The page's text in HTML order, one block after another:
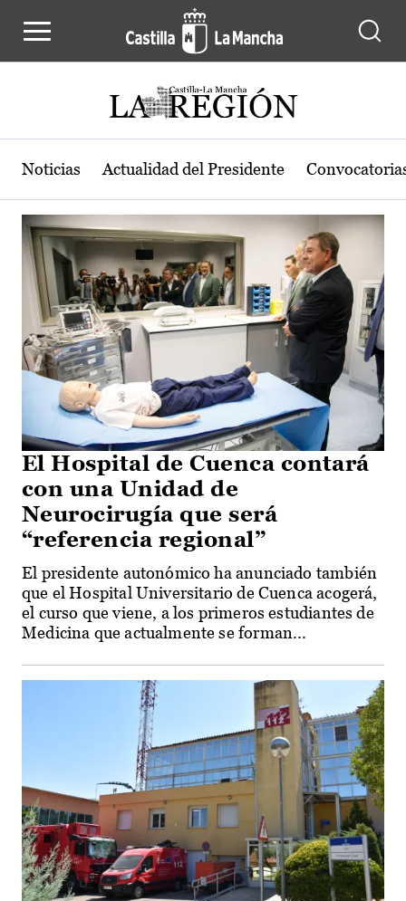
Actualidad de la región de Castilla-
Noticias Actualidad del Presidente
El Hospital de Cuenca contará
con una Unidad de
Neurocirugía que será
“referencia regional”
El presidente autonómico ha anunciado también
que el Hospital Universitario de Cuenca acogerá,
el curso que viene, a los primeros estudiantes de
Medicina que actualmente se forman...